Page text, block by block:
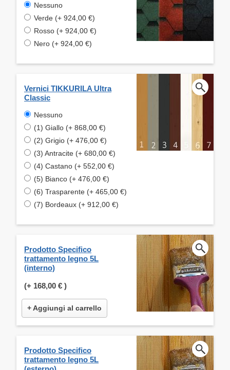
Nessuno
Verde (+ 924,00 €)
Rosso (+ 924,00 €)
Nero (+ 924,00 €)
Vernici TIKKURILA Ultra
Classic
Nessuno
(1) Giallo (+ 868,00 €)
(2) Grigio (+ 476,00 €)
(3) Antracite (+ 680,00 €)
(4) Castano (+ 552,00 €)
(5) Bianco (+ 476,00 €)
(6) Trasparente (+ 465,00 €)
(7) Bordeaux (+ 912,00 €)
Prodotto Specifico
trattamento legno 5L
(interno)
(+ 168,00 € )
+ Aggiungi al carrello
Prodotto Specifico
trattamento legno 5L